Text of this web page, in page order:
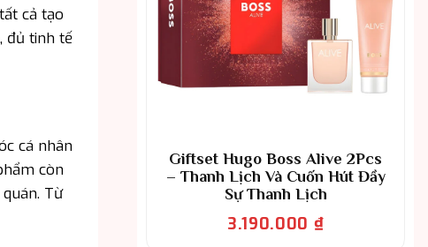
cả tạo
đủ tinh tế
cá nhân
còn
Từ
Giftset Hugo Boss Alive 2Pcs
– Thanh Lịch Và Cuốn Hút Đầy
Sự Thanh Lịch
3.190.000 ₫